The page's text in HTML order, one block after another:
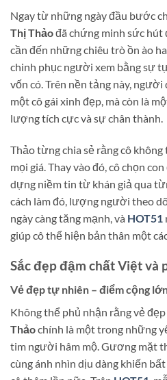
Ngay từ những ngày đầu bước
Thị Thảođã chứng minh sức hút
cần đến những chiêu trò ồn ào
chinh phục người xem bằng sự
vốn có. Trên nền tảng này,
một cô gái xinh đẹp, mà còn là
lượng tích cực và sự chân thành.
Thảo từng chia sẻ rằng cô
mọi giá. Thay vào đó, cô chọn
dựng niềm tin từ khán giả qua
cách làm đó, lượng người theo
ngày càng tăng mạnh, và HOT51
giúp cô thể hiện bản thân một
Sắc đẹp đậm chất Việt và
Vẻ đẹp tự nhiên – điểm cộng
Không thể phủ nhận rằng vẻ
Thảochính là một trong những
tim người hâm mộ. Gương mặt
cùng ánh nhìn dịu dàng khiến